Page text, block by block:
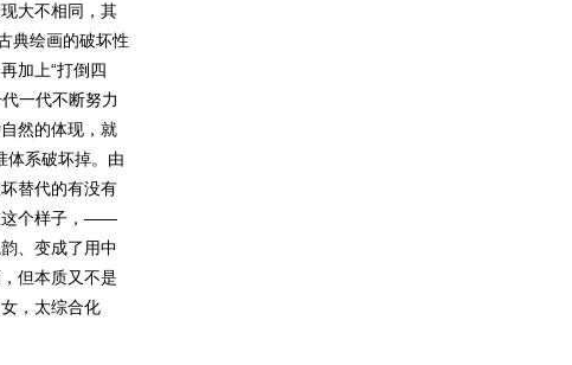
大不相同，其
典绘画的破坏性
加上“打倒四
一代不断努力
然的体现，就
体系破坏掉。由
替代的有没有
这个样子，——
、变成了用中
但本质又不是
，太综合化